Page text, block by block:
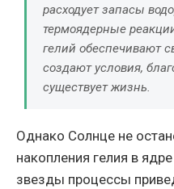
расходует запасы
термоядерные
гелий обеспечивают
создают условия,
существует жизнь.
Однако Солнце не
накопления гелия в
звезды процессы